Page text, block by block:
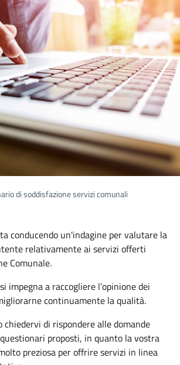
di soddisfazione servizi comunali
conducendo un'indagine per valutare la
relativamente ai servizi offerti
Comunale.
impegna a raccogliere l’opinione dei
continuamente la qualità.
di rispondere alle domande
proposti, in quanto la vostra
preziosa per offrire servizi in linea